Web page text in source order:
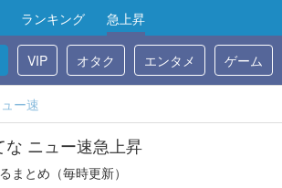
ランキング 急上昇
VIP オタク エンタメ ゲーム
ー速
な ニュー速急上昇
まとめ（毎時更新）